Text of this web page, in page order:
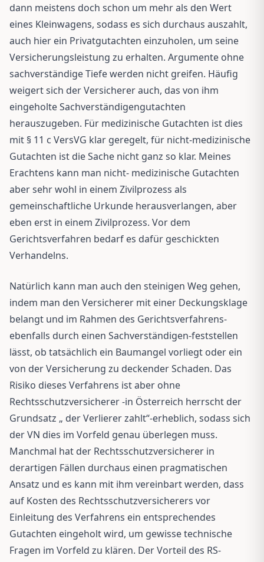
dann meistens doch schon um mehr als den Wert
eines Kleinwagens, sodass es sich durchaus auszahlt,
auch hier ein Privatgutachten einzuholen, um seine
Versicherungsleistung zu erhalten. Argumente ohne
sachverständige Tiefe werden nicht greifen. Häufig
weigert sich der Versicherer auch, das von ihm
eingeholte Sachverständigengutachten
herauszugeben. Für medizinische Gutachten ist dies
mit § 11 c VersVG klar geregelt, für nicht-medizinische
Gutachten ist die Sache nicht ganz so klar. Meines
Erachtens kann man nicht- medizinische Gutachten
aber sehr wohl in einem Zivilprozess als
gemeinschaftliche Urkunde herausverlangen, aber
eben erst in einem Zivilprozess. Vor dem
Gerichtsverfahren bedarf es dafür geschickten
Verhandelns.
Natürlich kann man auch den steinigen Weg gehen,
indem man den Versicherer mit einer Deckungsklage
belangt und im Rahmen des Gerichtsverfahrens-
ebenfalls durch einen Sachverständigen-feststellen
lässt, ob tatsächlich ein Baumangel vorliegt oder ein
von der Versicherung zu deckender Schaden. Das
Risiko dieses Verfahrens ist aber ohne
Rechtsschutzversicherer -in Österreich herrscht der
Grundsatz „ der Verlierer zahlt“-erheblich, sodass sich
der VN dies im Vorfeld genau überlegen muss.
Manchmal hat der Rechtsschutzversicherer in
derartigen Fällen durchaus einen pragmatischen
Ansatz und es kann mit ihm vereinbart werden, dass
auf Kosten des Rechtsschutzversicherers vor
Einleitung des Verfahrens ein entsprechendes
Gutachten eingeholt wird, um gewisse technische
Fragen im Vorfeld zu klären. Der Vorteil des RS-